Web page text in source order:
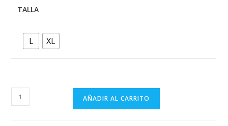
TALLA
L XL
HILO
ROSE
AÑADIR AL CARRITO